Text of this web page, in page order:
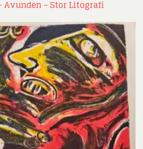
Avunden – Stor Litografi